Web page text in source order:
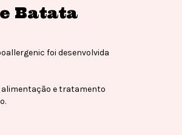
Batata
foi desenvolvida
alimentação e tratamento